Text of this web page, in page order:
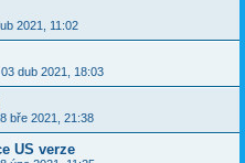
2021, 11:02
03 dub 2021, 18:03
bře 2021, 21:38
US verze